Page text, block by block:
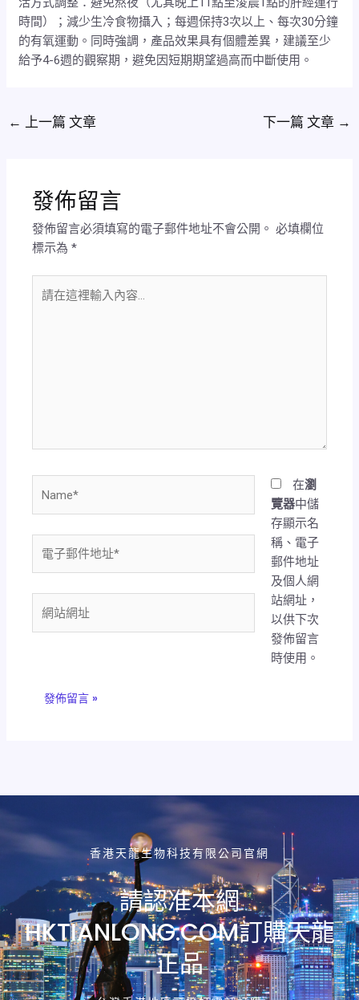
時間）；減少生冷食物攝入；每週保持3次以上、每次30分鐘
的有氧運動。同時強調，產品效果具有個體差異，建議至少
給予4-6週的觀察期，避免因短期期望過高而中斷使用。
← 上一篇 文章 下一篇 文章 →
發佈留言
發佈留言必須填寫的電子郵件地址不會公開。 必填欄位
標示為*
在
子
地
站
在瀏
覽器中儲
存顯示名
稱、電子
郵件地址
及個人網
站網址，
以供下次
發佈留言
時使用。
香港天龍生物科技有限公司官網
請認准本網
HKTIANLONG.COM訂購天龍
正品